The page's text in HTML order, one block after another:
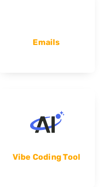
Emails
Vibe Coding Tool